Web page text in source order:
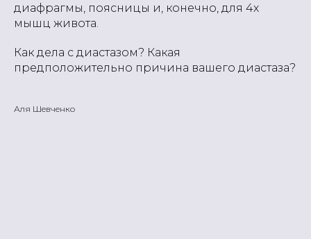
диафрагмы, поясницы и, конечно, для 4х
мышц живота.
Как дела с диастазом? Какая
предположительно причина вашего диастаза?
Аля Шевченко